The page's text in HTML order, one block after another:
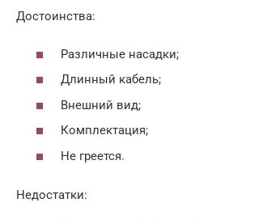
Достоинства:
Различные насадки;
Длинный кабель;
Внешний вид;
Комплектация;
Не греется.
Недостатки: